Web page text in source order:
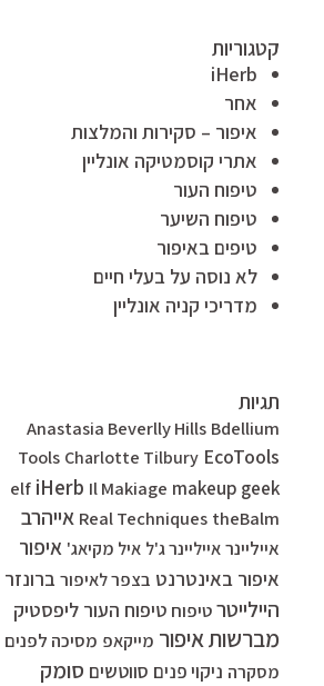
קטגוריות
iHerb
אחר
איפור – סקירות והמלצות
אתרי קוסמטיקה אונליין
טיפוח העור
טיפוח השיער
טיפים באיפור
לא נוסה על בעלי חיים
מדריכי קניה אונליין
תגיות
Anastasia Beverlly Hills Bdellium
Tools Charlotte Tilbury EcoTools
elf iHerb Il Makiage makeup geek
Real Techniques theBalm אייהרב
אייליינראייליינר ג'ל איל מקיאג' איפור
איפור באינטרנט בצפר לאיפור ברונזר
היילייטרטיפוח טיפוח העור ליפסטיק
מברשות איפור מייקאפ מסיכה לפנים
מסקרה ניקוי פנים סווטשים סומק